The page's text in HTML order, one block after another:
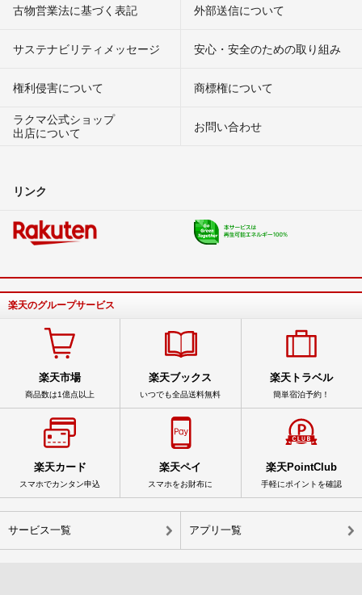
古物営業法に基づく表記 外部送信について
サステナビリティメッセージ 安心・安全のための取り組み
権利侵害について
商標権について
ラクマ公式ショップ
出店について
お問い合わせ
リンク
楽天のグループサービス
楽天市場
商品数は1億点以上
楽天ブックス
いつでも全品送料無料
楽天トラベル
簡単宿泊予約！
楽天カード
スマホでカンタン申込
楽天ペイ
スマホをお財布に
楽天PointClub
手軽にポイントを確認
サービス一覧 アプリ一覧